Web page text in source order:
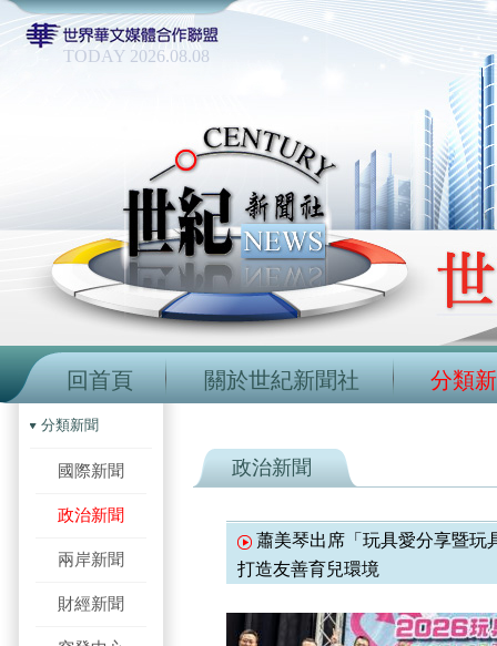
TODAY 2026.08.08
回首頁 關於世紀新聞社 分類
分類新聞
國際新聞
政治新聞
兩岸新聞
財經新聞
政治新聞
蕭美琴出席「玩具愛分享暨玩
打造友善育兒環境